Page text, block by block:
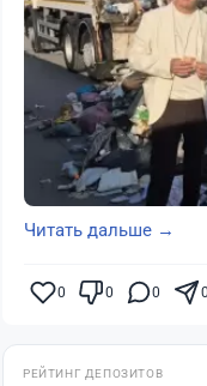
Читать дальше →
0 0 0 0
РЕЙТИНГ ДЕПОЗИТОВ